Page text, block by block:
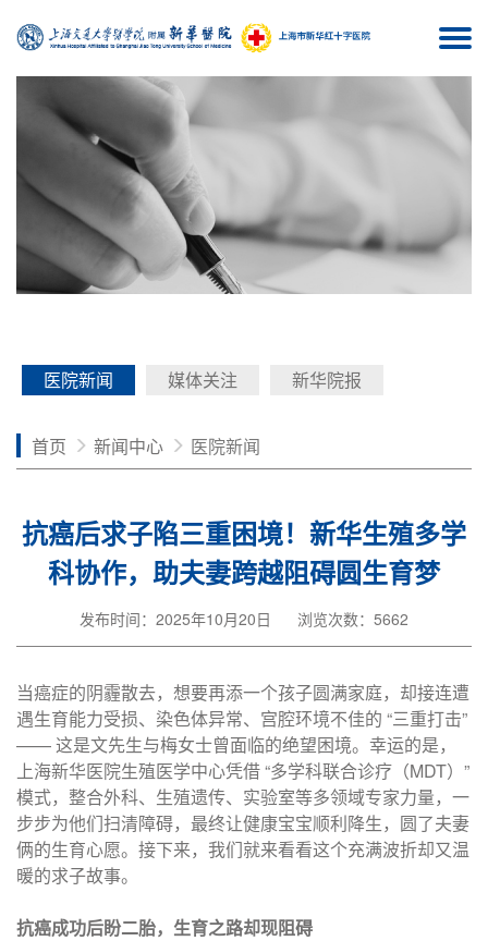
医院新闻 媒体关注 新华院报
首页 新闻中心 医院新闻
抗癌后求子陷三重困境！新华生殖多学
科协作，助夫妻跨越阻碍圆生育梦
发布时间：2025年10月20日 浏览次数：5662
当癌症的阴霾散去，想要再添一个孩子圆满家庭，却接连遭
遇生育能力受损、染色体异常、宫腔环境不佳的 “三重打击”
—— 这是文先生与梅女士曾面临的绝望困境。幸运的是，
上海新华医院生殖医学中心凭借 “多学科联合诊疗（MDT）”
模式，整合外科、生殖遗传、实验室等多领域专家力量，一
步步为他们扫清障碍，最终让健康宝宝顺利降生，圆了夫妻
俩的生育心愿。接下来，我们就来看看这个充满波折却又温
暖的求子故事。
抗癌成功后盼二胎，生育之路却现阻碍